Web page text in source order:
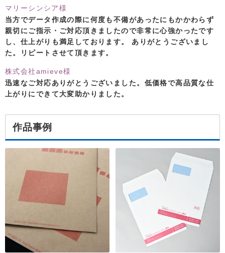
マリーシンシア様
当方でデータ作成の際に何度も不備があったにもかかわらず
親切にご指示・ご対応頂きましたので非常に心強かったです
し、仕上がりも満足しております。 ありがとうございまし
た。リピートさせて頂きます。
株式会社amieve様
迅速なご対応ありがとうございました。低価格で高品質な仕
上がりにできて大変助かりました。
作品事例